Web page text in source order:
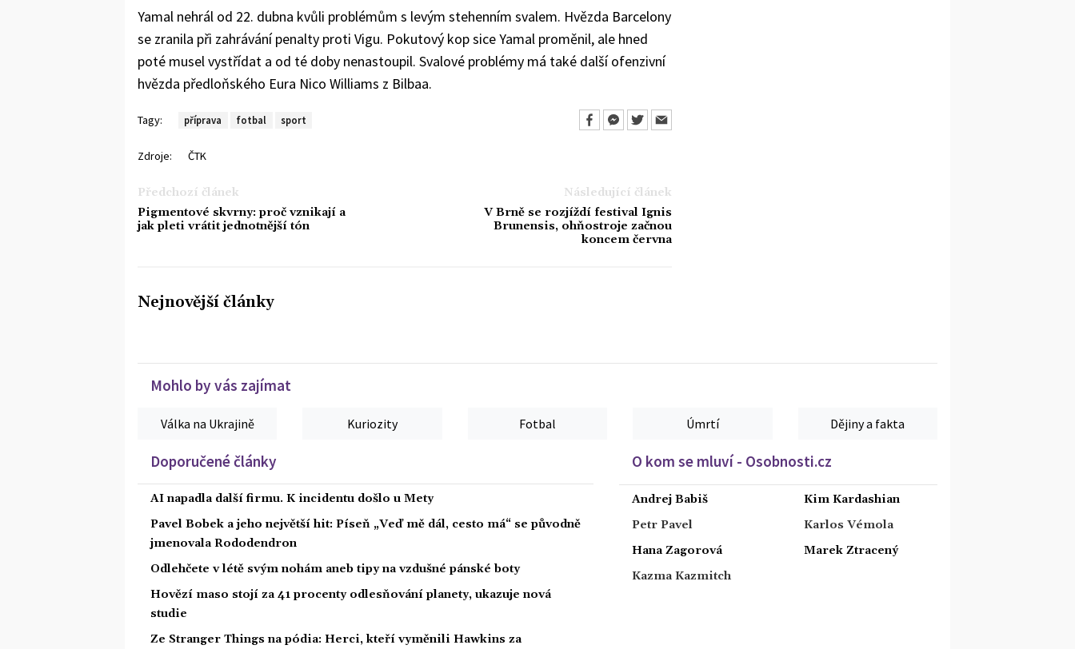
Yamal nehrál od 22. dubna kvůli problémům s levým stehenním svalem. Hvězda Barcelony
se zranila při zahrávání penalty proti Vigu. Pokutový kop sice Yamal proměnil, ale hned
poté musel vystřídat a od té doby nenastoupil. Svalové problémy má také další ofenzivní
hvězda předloňského Eura Nico Williams z Bilbaa.
Tagy: příprava fotbal sport
Zdroje: ČTK
Předchozí článek
Pigmentové skvrny: proč vznikají a
jak pleti vrátit jednotnější tón
Následující článek
V Brně se rozjíždí festival Ignis
Brunensis, ohňostroje začnou
koncem června
Nejnovější články
Mohlo by vás zajímat
Válka na Ukrajině Kuriozity Fotbal Úmrtí Dějiny a fakta
Doporučené články
AI napadla další firmu. K incidentu došlo u Mety
Pavel Bobek a jeho největší hit: Píseň „Veď mě dál, cesto má“ se původně
jmenovala Rododendron
Odlehčete v létě svým nohám aneb tipy na vzdušné pánské boty
Hovězí maso stojí za 41 procenty odlesňování planety, ukazuje nová
studie
Ze Stranger Things na pódia: Herci, kteří vyměnili Hawkins za
O kom se mluví - Osobnosti.cz
Andrej Babiš
Petr Pavel
Hana Zagorová
Kazma Kazmitch
Kim Kardashian
Karlos Vémola
Marek Ztracený